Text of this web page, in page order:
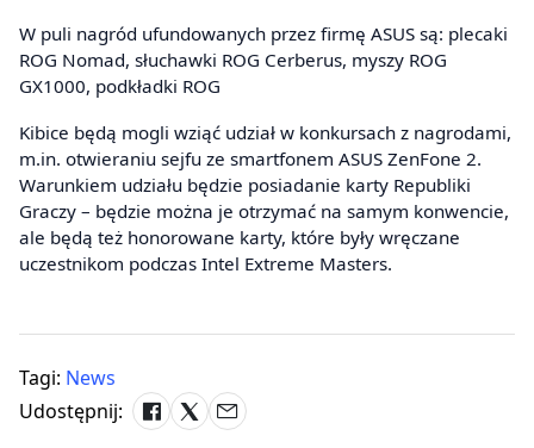
W puli nagród ufundowanych przez firmę ASUS są: plecaki
ROG Nomad, słuchawki ROG Cerberus, myszy ROG
GX1000, podkładki ROG
Kibice będą mogli wziąć udział w konkursach z nagrodami,
m.in. otwieraniu sejfu ze smartfonem ASUS ZenFone 2.
Warunkiem udziału będzie posiadanie karty Republiki
Graczy – będzie można je otrzymać na samym konwencie,
ale będą też honorowane karty, które były wręczane
uczestnikom podczas Intel Extreme Masters.
Tagi: News
Udostępnij: